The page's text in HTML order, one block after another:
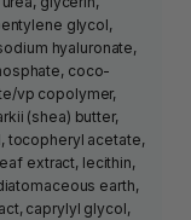
glycol,
hyaluronate,
coco-
vp copolymer,
(shea) butter,
tocopheryl acetate,
extract, lecithin,
earth,
caprylyl glycol,